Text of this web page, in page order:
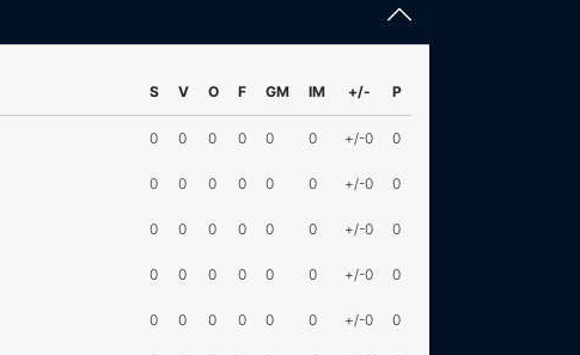
S V O F GM IM +/- P
0 0 0 0 0 0 +/-0 0
0 0 0 0 0 0 +/-0 0
0 0 0 0 0 0 +/-0 0
0 0 0 0 0 0 +/-0 0
0 0 0 0 0 0 +/-0 0